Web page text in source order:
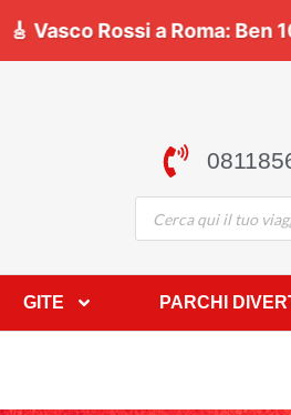
Viaggia con noi 🎶 |
GITE PARCHI